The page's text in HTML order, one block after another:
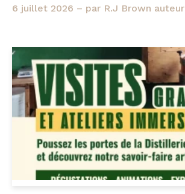
6 juillet 2026 – par R.J Brown auteur